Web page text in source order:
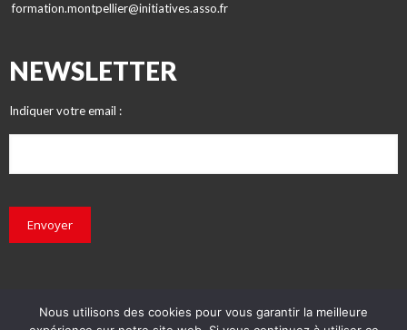
formation.montpellier@initiatives.asso.fr
NEWSLETTER
Indiquer votre email :
Envoyer
Nous utilisons des cookies pour vous garantir la meilleure